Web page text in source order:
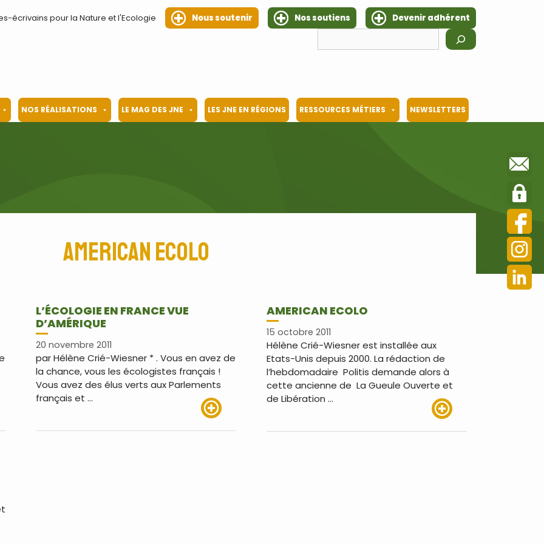
écrivains pour la Nature et l'Ecologie Nous soutenir Nos soutiens
Devenir adhérent
NOS RÉALISATIONS LE MAG DES JNE LES JNE EN RÉGIONS RESSOURCES MÉTIERS NEWSLETTERS
American Ecolo
L’ÉCOLOGIE EN FRANCE VUE
D’AMÉRIQUE
20 novembre 2011
par Hélène Crié-Wiesner * . Vous en avez de
la chance, vous les écologistes français !
Vous avez des élus verts aux Parlements
français et …
AMERICAN ECOLO
15 octobre 2011
Hélène Crié-Wiesner est installée aux
Etats-Unis depuis 2000. La rédaction de
l’hebdomadaire Politis demande alors à
cette ancienne de La Gueule Ouverte et
de Libération …